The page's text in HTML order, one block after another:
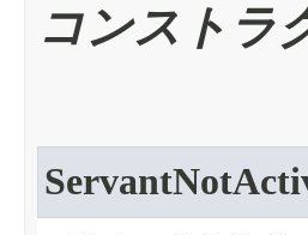
コンストラ